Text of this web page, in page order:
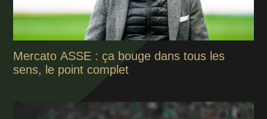
Mercato ASSE : ça bouge dans tous les
sens, le point complet